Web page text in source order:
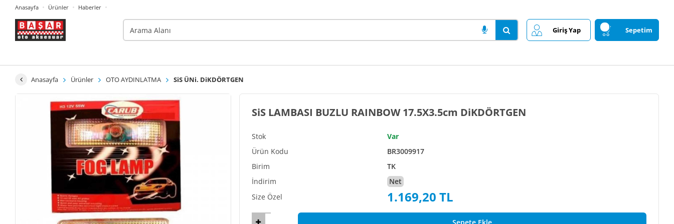
Anasayfa Ürünler Haberler
Giriş Yap Sepetim
Anasayfa Ürünler OTO AYDINLATMA SiS ÜNi. DiKDÖRTGEN
BR3009917
SiS LAMBASI BUZLU RAINBOW 17.5X3.5cm DiKDÖRTGEN
TK
Net
1.169,20 TL
Var